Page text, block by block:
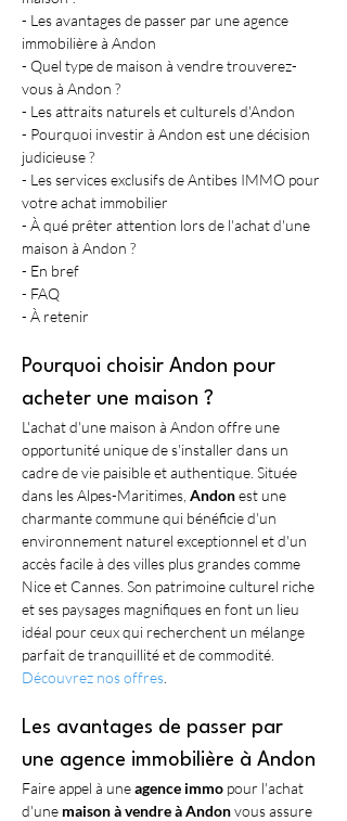
- Les avantages de passer par une agence
immobilière à Andon
- Quel type de maison à vendre trouverez-
vous à Andon ?
- Les attraits naturels et culturels d'Andon
- Pourquoi investir à Andon est une décision
judicieuse ?
- Les services exclusifs de Antibes IMMO pour
votre achat immobilier
- À qué prêter attention lors de l'achat d'une
maison à Andon ?
- En bref
- FAQ
- À retenir
Pourquoi choisir Andon pour
acheter une maison ?
L'achat d'une maison à Andon offre une
opportunité unique de s'installer dans un
cadre de vie paisible et authentique. Située
dans les Alpes-Maritimes, Andon est une
charmante commune qui bénéficie d'un
environnement naturel exceptionnel et d'un
accès facile à des villes plus grandes comme
Nice et Cannes. Son patrimoine culturel riche
et ses paysages magnifiques en font un lieu
idéal pour ceux qui recherchent un mélange
parfait de tranquillité et de commodité.
Découvrez nos offres
Les avantages de passer par
une agence immobilière à Andon
Faire appel à une agence immo pour l'achat
d'une maison à vendre à Andon vous assure